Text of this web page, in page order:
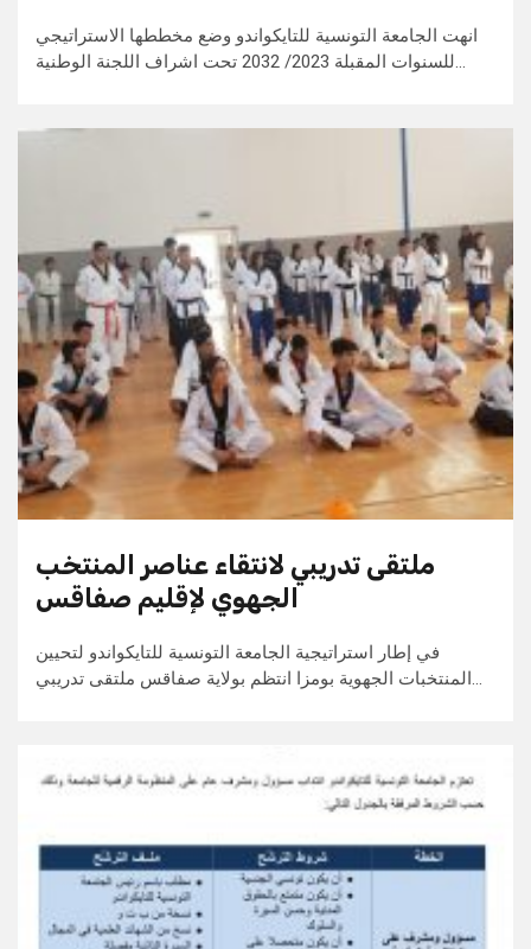
انهت الجامعة التونسية للتايكواندو وضع مخططها الاستراتيجي
للسنوات المقبلة 2023/ 2032 تحت اشراف اللجنة الوطنية…
ملتقى تدريبي لانتقاء عناصر المنتخب
الجهوي لإقليم صفاقس
في إطار استراتيجية الجامعة التونسية للتايكواندو لتحيين
المنتخبات الجهوية بومزا انتظم بولاية صفاقس ملتقى تدريبي…